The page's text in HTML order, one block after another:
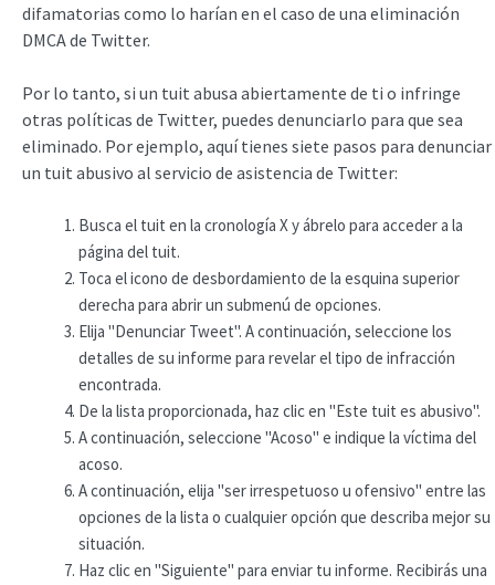
difamatorias como lo harían en el caso de una eliminación
DMCA de Twitter.
Por lo tanto, si un tuit abusa abiertamente de ti o infringe
otras políticas de Twitter, puedes denunciarlo para que sea
eliminado. Por ejemplo, aquí tienes siete pasos para denunciar
un tuit abusivo al servicio de asistencia de Twitter:
Busca el tuit en la cronología X y ábrelo para acceder a la
página del tuit.
Toca el icono de desbordamiento de la esquina superior
derecha para abrir un submenú de opciones.
Elija "Denunciar Tweet". A continuación, seleccione los
detalles de su informe para revelar el tipo de infracción
encontrada.
De la lista proporcionada, haz clic en "Este tuit es abusivo".
A continuación, seleccione "Acoso" e indique la víctima del
acoso.
A continuación, elija "ser irrespetuoso u ofensivo" entre las
opciones de la lista o cualquier opción que describa mejor su
situación.
Haz clic en "Siguiente" para enviar tu informe. Recibirás una